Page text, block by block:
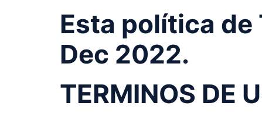
Esta política de
Dec 2022.
TERMINOS DE